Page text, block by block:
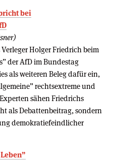
bei
Holger Friedrich beim
der AfD im Bundestag
als weiteren Beleg dafür ein,
rechtsextreme und
sähen Friedrichs
als Debattenbeitrag, sondern
demokratiefeindlicher